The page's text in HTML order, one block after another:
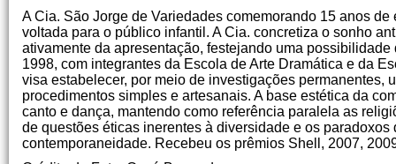
A Cia. São Jorge de Variedades comemorando 15 anos
voltada para o público infantil. A Cia. concretiza o sonho
ativamente da apresentação, festejando uma
1998, com integrantes da Escola de Arte Dramática e da
visa estabelecer, por meio de investigações
procedimentos simples e artesanais. A base estética da
canto e dança, mantendo como referência paralela as
de questões éticas inerentes à diversidade e os
contemporaneidade. Recebeu os prêmios Shell, 2007,